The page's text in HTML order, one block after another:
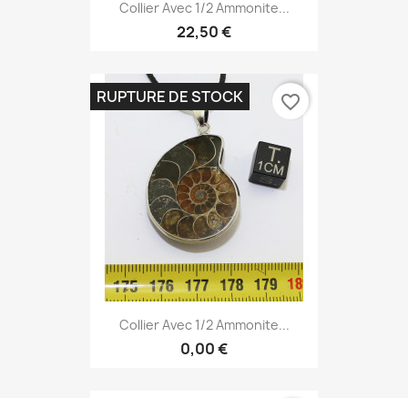
Collier Avec 1/2 Ammonite...
22,50 €
Collier Avec 1/2 Ammonite...
0,00 €
RUPTURE DE STOCK favorite_border